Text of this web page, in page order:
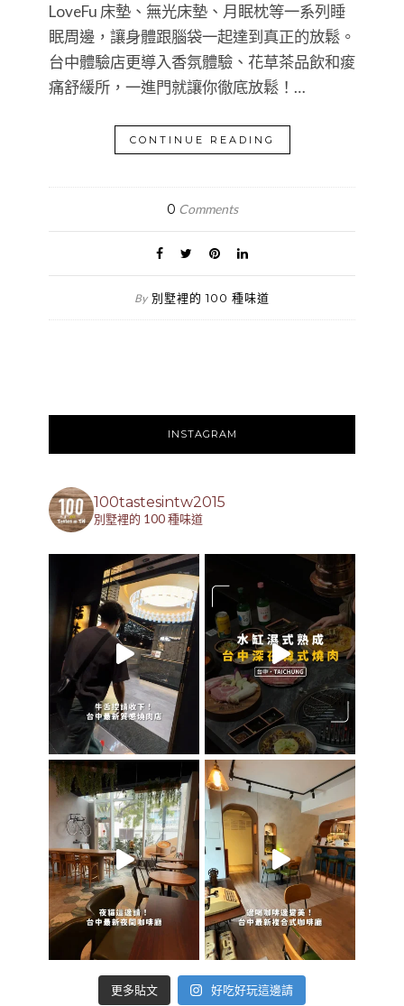
LoveFu 床墊、無光床墊、月眠枕等一系列睡
眠周邊，讓身體跟腦袋一起達到真正的放鬆。
台中體驗店更導入香氛體驗、花草茶品飲和痠
痛舒緩所，一進門就讓你徹底放鬆！…
CONTINUE READING
0 Comments
By 別墅裡的 100 種味道
INSTAGRAM
100tastesintw2015
別墅裡的 100 種味道
更多貼文 好吃好玩這邊請